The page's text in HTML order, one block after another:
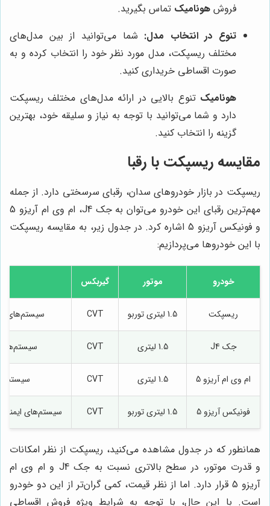
فروش هونامیک تماس بگیرید.
تنوع در انتخاب مدل: شما می‌توانید از بین مدل‌های
مختلف ریسپکت، مدل مورد نظر خود را انتخاب کرده و به
صورت اقساطی خریداری کنید.
هونامیک تنوع بالایی در ارائه مدل‌های مختلف ریسپکت
دارد و شما می‌توانید با توجه به نیاز و سلیقه خود، بهترین
گزینه را انتخاب کنید.
مقایسه ریسپکت با رقبا
ریسپکت در بازار خودروهای سدان، رقبای سرسختی دارد. از جمله
مهم‌ترین رقبای این خودرو می‌توان به جک J4، ام وی ام آریزو 5
و فونیکس آریزو 5 اشاره کرد. در جدول زیر، به مقایسه ریسپکت
با این خودروها می‌پردازیم:
خودرو موتور گیربکس
ریسپکت 1.5 لیتری توربو CVT سیستم‌های
جک J4 1.5 لیتری CVT سیستم‌های
ام وی ام آریزو 5 1.5 لیتری CVT
فونیکس آریزو 5 1.5 لیتری توربو CVT سیستم‌های ایمنی،
همانطور که در جدول مشاهده می‌کنید، ریسپکت از نظر امکانات
و قدرت موتور، در سطح بالاتری نسبت به جک J4 و ام وی ام
آریزو 5 قرار دارد. اما از نظر قیمت، کمی گران‌تر از این دو خودرو
است. با این حال، با توجه به شرایط ویژه فروش اقساطی